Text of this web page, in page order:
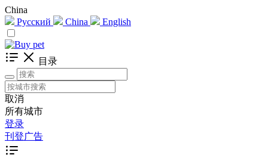
China
Русский
China English
目录
取消
所有城市
登录
刊登广告